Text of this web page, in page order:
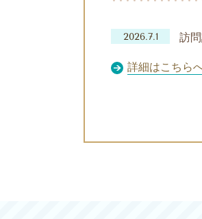
2026.7.1 訪
詳細はこちら